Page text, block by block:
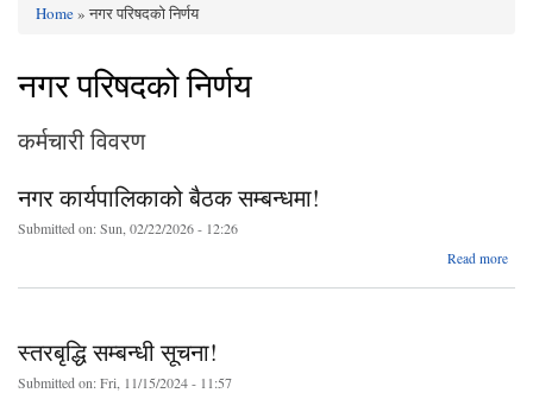
Home» नगर परिषदको निर्णय
नगर परिषदको निर्णय
कर्मचारी विवरण
नगर कार्यपालिकाको बैठक सम्बन्धमा!
Submitted on:Sun, 02/22/2026 - 12:26
Read more
स्तरबृद्धि सम्बन्धी सूचना!
Submitted on:Fri, 11/15/2024 - 11:57